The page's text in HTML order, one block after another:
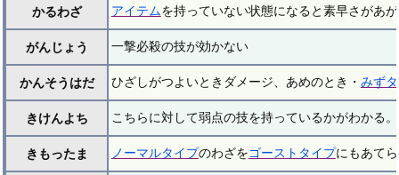
かるわざ アイテムを持っていない状態になると素早さがあ
がんじょう 一撃必殺の技が効かない
かんそうはだ ひざしがつよいときダメージ、あめのとき・ みず
きけんよち こちらに対して弱点の技を持っているかがわかる
きもったま ノーマルタイプのわざをゴーストタイプにもあて